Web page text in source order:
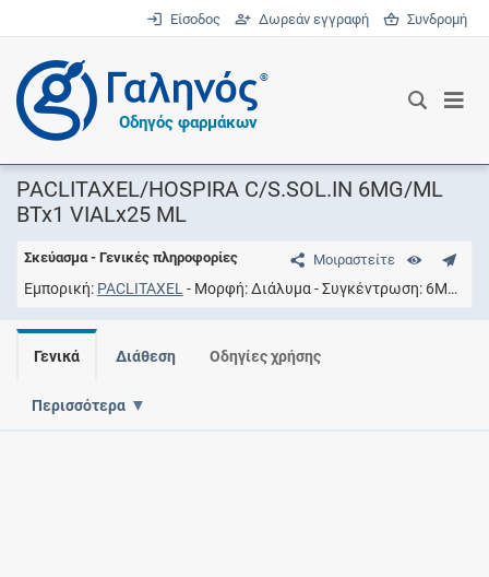
Είσοδος Δωρεάν εγγραφή Συνδρομή
®
Οδηγός φαρμάκων
PACLITAXEL/HOSPIRA C/S.SOL.IN 6MG/ML
BTx1 VIALx25 ML
Μοιραστείτε
Σκεύασμα - Γενικές πληροφορίες
Εμπορική PACLITAXEL Μορφή Διάλυμα Συγκέντρωση 6MG/ML
Γενικά Διάθεση Οδηγίες χρήσης
Περισσότερα